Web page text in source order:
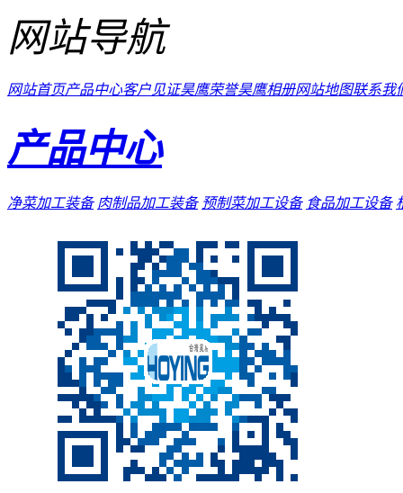
网站导航
网站首页产品中心客户见证昊鹰荣誉昊鹰相册网站地图联系我
产品中心
净菜加工装备 肉制品加工装备 预制菜加工设备 食品加工设备